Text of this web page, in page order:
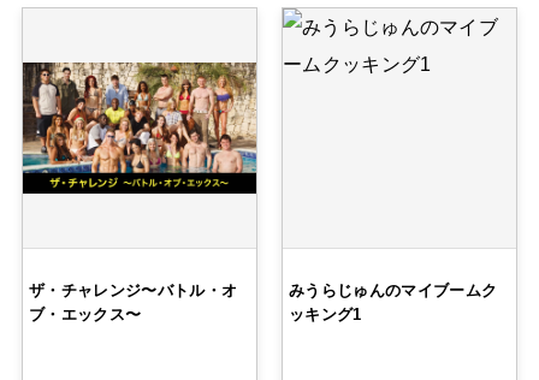
ザ・チャレンジ〜バトル・オ
ブ・エックス〜
みうらじゅんのマイブームク
ッキング1